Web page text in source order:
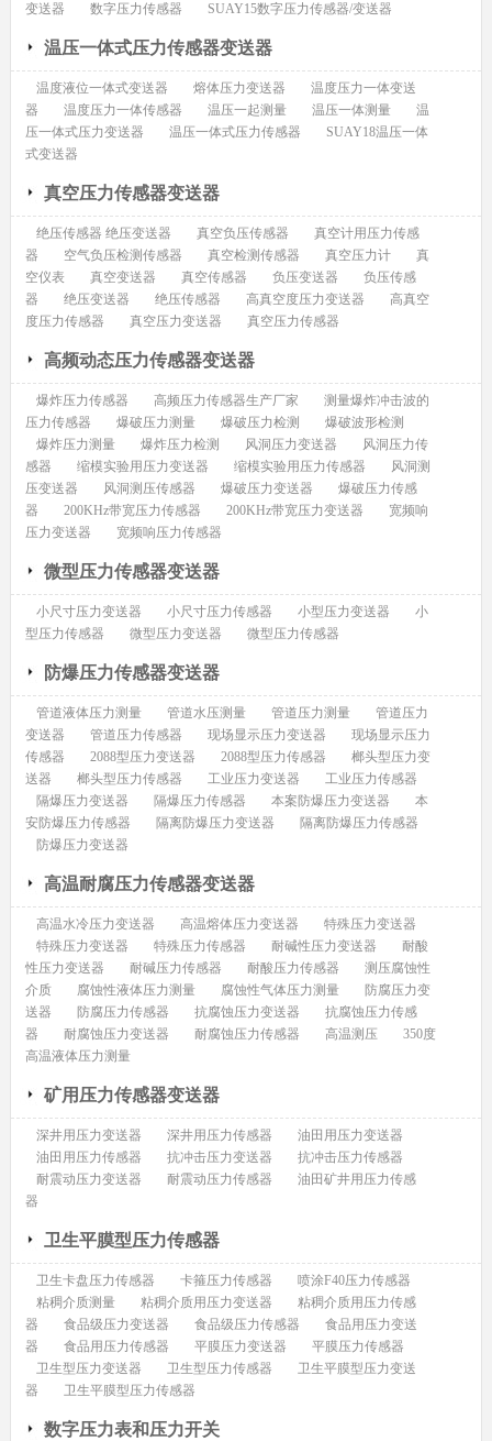
变送器
数字压力传感器 SUAY15数字压力传感器/变送器
温压一体式压力传感器变送器
温度液位一体式变送器 熔体压力变送器
温度压力一体变送
器
温度压力一体传感器 温压一起测量 温压一体测量
温
压一体式压力变送器
温压一体式压力传感器
SUAY18温压一体
式变送器
真空压力传感器变送器
绝压传感器 绝压变送器 真空负压传感器
真空计用压力传感
器
空气负压检测传感器 真空检测传感器 真空压力计
真
空仪表
真空变送器 真空传感器 负压变送器
负压传感
器
绝压变送器 绝压传感器 高真空度压力变送器
高真空
度压力传感器
真空压力变送器 真空压力传感器
高频动态压力传感器变送器
爆炸压力传感器 高频压力传感器生产厂家
测量爆炸冲击波的
压力传感器
爆破压力测量 爆破压力检测
爆破波形检测
爆炸压力测量
爆炸压力检测 风洞压力变送器
风洞压力传
感器
缩模实验用压力变送器 缩模实验用压力传感器
风洞测
压变送器
风洞测压传感器 爆破压力变送器
爆破压力传感
器
200KHz带宽压力传感器 200KHz带宽压力变送器
宽频响
压力变送器
宽频响压力传感器
微型压力传感器变送器
小尺寸压力变送器 小尺寸压力传感器 小型压力变送器
小
型压力传感器
微型压力变送器 微型压力传感器
防爆压力传感器变送器
管道液体压力测量 管道水压测量 管道压力测量
管道压力
变送器
管道压力传感器 现场显示压力变送器
现场显示压力
传感器
2088型压力变送器 2088型压力传感器
榔头型压力变
送器
榔头型压力传感器 工业压力变送器
工业压力传感器
隔爆压力变送器
隔爆压力传感器 本案防爆压力变送器
本
安防爆压力传感器
隔离防爆压力变送器
隔离防爆压力传感器
防爆压力变送器
高温耐腐压力传感器变送器
高温水冷压力变送器 高温熔体压力变送器
特殊压力变送器
特殊压力变送器
特殊压力传感器 耐碱性压力变送器
耐酸
性压力变送器
耐碱压力传感器 耐酸压力传感器
测压腐蚀性
介质
腐蚀性液体压力测量 腐蚀性气体压力测量
防腐压力变
送器
防腐压力传感器 抗腐蚀压力变送器
抗腐蚀压力传感
器
耐腐蚀压力变送器 耐腐蚀压力传感器 高温测压
350度
高温液体压力测量
矿用压力传感器变送器
深井用压力变送器 深井用压力传感器
油田用压力变送器
油田用压力传感器
抗冲击压力变送器
抗冲击压力传感器
耐震动压力变送器
耐震动压力传感器
油田矿井用压力传感
器
卫生平膜型压力传感器
卫生卡盘压力传感器 卡箍压力传感器
喷涂F40压力传感器
粘稠介质测量
粘稠介质用压力变送器
粘稠介质用压力传感
器
食品级压力变送器 食品级压力传感器
食品用压力变送
器
食品用压力传感器 平膜压力变送器
平膜压力传感器
卫生型压力变送器
卫生型压力传感器
卫生平膜型压力变送
器
卫生平膜型压力传感器
数字压力表和压力开关